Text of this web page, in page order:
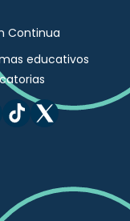
Continua
educativos